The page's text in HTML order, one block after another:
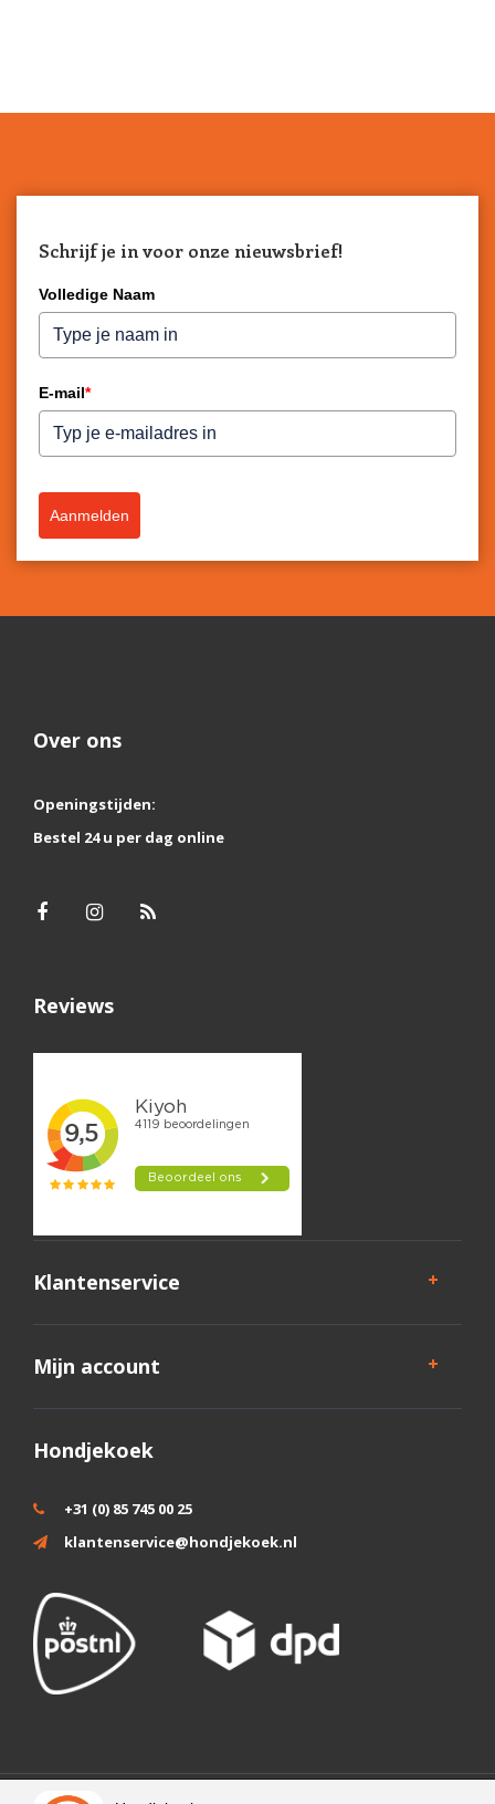
Schrijf je in voor onze nieuwsbrief!
Volledige Naam
E-mail*
Aanmelden
Over ons
Openingstijden:
Bestel 24 u per dag online
Reviews
Klantenservice
Mijn account
Hondjekoek
+31 (0) 85 745 00 25
klantenservice@hondjekoek.nl